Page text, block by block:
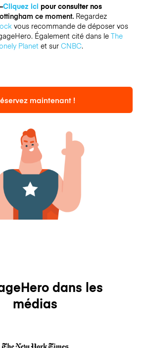
Cliquez ici pour consulter nos
ce moment. Regardez
vous recommande de déposer vos
Également cité dans le The
Planetet sur CNBC.
maintenant !
dans les
médias